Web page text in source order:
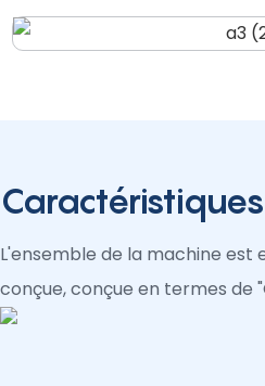
L'ensemble de la machine
conçue, conçue en termes de